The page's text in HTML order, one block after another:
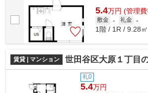
5.4万円 (管理
敷金 - 礼金 -
1階 / 1R / 9.28㎡
賃貸 | マンション 世田谷区大原１丁目
礼0
5.4万円